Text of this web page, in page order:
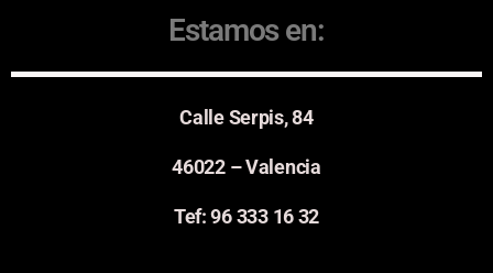
Estamos en:
Calle Serpis, 84
46022 – Valencia
Tef: 96 333 16 32